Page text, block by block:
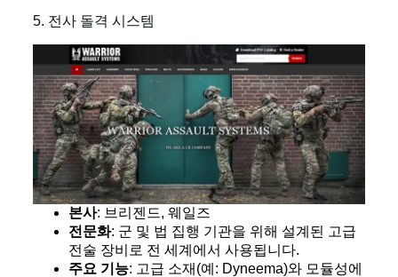
5. 전사 돌격 시스템
본사: 브리젠드, 웨일즈
전문화: 군 및 법 집행 기관을 위해 설계된 고급
전술 장비로 전 세계에서 사용됩니다.
주요 기능: 고급 소재(예: Dyneema)와 모듈성에